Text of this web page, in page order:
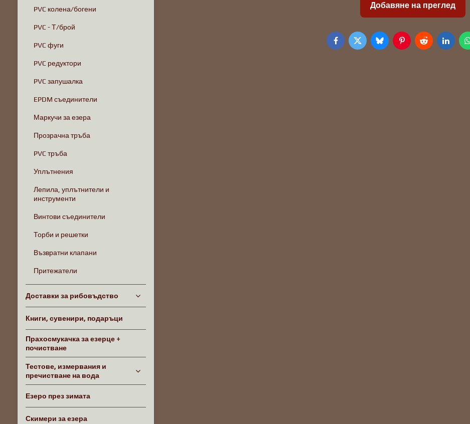
Добавяне на преглед
FacebookTwitterBlueskyPinterestReddit
PVC колена/богени
PVC - Т/брой
PVC фуги
PVC редуктори
PVC запушалка
EPDM съединители
Маркучи за езера
Прозрачна тръба
PVC тръба
Уплътнения
Лепила, уплътнители и
инструменти
Винтови съединители
Торби и решетки
Възвратни клапани
Притежатели
Доставки за рибовъдство
Книги, сувенири, подаръци
Прахосмукачка за езерце +
почистване
Тестове, измервания и
пречистване на вода
Езеро през зимата
Скимери за езера